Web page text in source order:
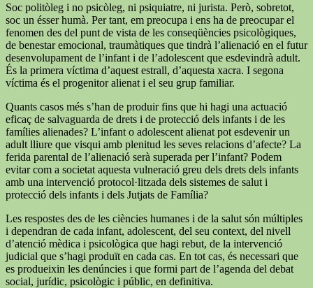
Soc politòleg i no psicòleg, ni psiquiatre, ni jurista. Però, sobretot,
soc un ésser humà. Per tant, em preocupa i ens ha de preocupar el
fenomen des del punt de vista de les conseqüències psicològiques,
de benestar emocional, traumàtiques que tindrà l’alienació en el futur
desenvolupament de l’infant i de l’adolescent que esdevindrà adult.
És la primera víctima d’aquest estrall, d’aquesta xacra. I segona
víctima és el progenitor alienat i el seu grup familiar.
Quants casos més s’han de produir fins que hi hagi una actuació
eficaç de salvaguarda de drets i de protecció dels infants i de les
famílies alienades? L’infant o adolescent alienat pot esdevenir un
adult lliure que visqui amb plenitud les seves relacions d’afecte? La
ferida parental de l’alienació serà superada per l’infant? Podem
evitar com a societat aquesta vulneració greu dels drets dels infants
amb una intervenció protocol·litzada dels sistemes de salut i
protecció dels infants i dels Jutjats de Família?
Les respostes des de les ciències humanes i de la salut són múltiples
i dependran de cada infant, adolescent, del seu context, del nivell
d’atenció mèdica i psicològica que hagi rebut, de la intervenció
judicial que s’hagi produït en cada cas. En tot cas, és necessari que
es produeixin les denúncies i que formi part de l’agenda del debat
social, jurídic, psicològic i públic, en definitiva.